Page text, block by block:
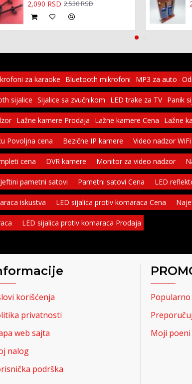
2,090 RSD 2,530 RSD
za karaoke Bluetooth mikrofoni MP3 za auto
sijalice Sijalice sa zvučnikom LED trake za TV Panik
Lažne kamere Prodaja Lažne kamere Cena Lažne
Povoljna cena Bezične IP kamere Video nadzor
cena DVR kamere Monitor za video nadzor
Jeftini pametni satovi Pametni satovi Cena LED
iskustva LED sijalica protiv komaraca Cena
LED sijalica protiv komaraca Prodaja
korišćenja
privatnosti
web sajta
nalog
podrška
Popularno
Moji poeni